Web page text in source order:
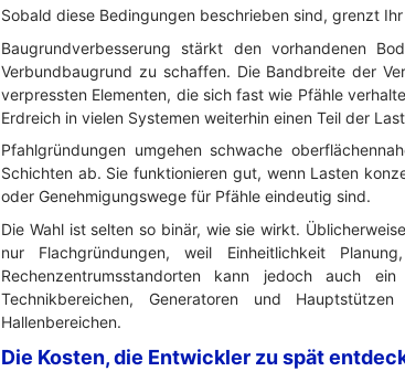
Sobald diese Bedingungen beschrieben sind, grenzt
Baugrundverbesserung stärkt den vorhandenen
Verbundbaugrund zu schaffen. Die Bandbreite der
verpressten Elementen, die sich fast wie Pfähle
Erdreich in vielen Systemen weiterhin einen Teil der
Pfahlgründungen umgehen schwache
Schichten ab. Sie funktionieren gut, wenn Lasten
oder Genehmigungswege für Pfähle eindeutig sind.
Die Wahl ist selten so binär, wie sie wirkt.
nur Flachgründungen, weil Einheitlichkeit
Rechenzentrumsstandorten kann jedoch auch
Technikbereichen, Generatoren und
Hallenbereichen.
Die Kosten, die Entwickler zu spät